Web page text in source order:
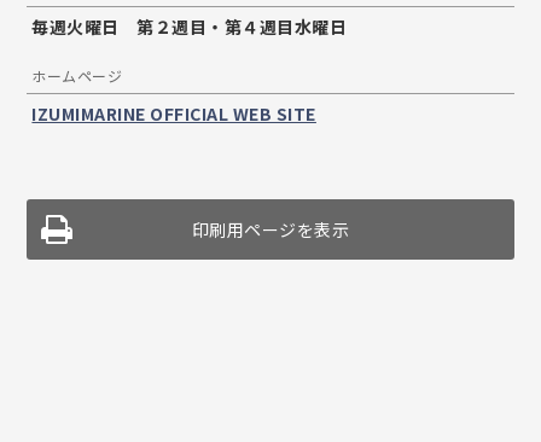
毎週火曜日 第２週目・第４週目水曜日
ホームページ
IZUMIMARINE OFFICIAL WEB SITE
印刷用ページを表示